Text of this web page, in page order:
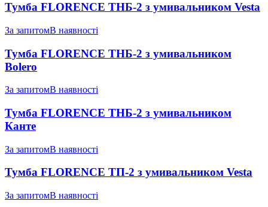
Тумба FLORENCE ТНБ-2 з умивальником Vesta
За запитомВ наявності
Тумба FLORENCE ТНБ-2 з умивальником
Bolero
За запитомВ наявності
Тумба FLORENCE ТНБ-2 з умивальником
Канте
За запитомВ наявності
Тумба FLORENCE ТП-2 з умивальником Vesta
За запитомВ наявності